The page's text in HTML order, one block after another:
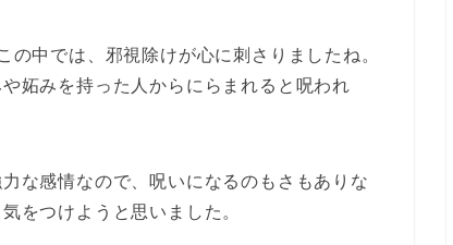
中では、邪視除けが心に刺さりましたね。
妬みを持った人からにらまれると呪われ
な感情なので、呪いになるのもさもありな
をつけようと思いました。